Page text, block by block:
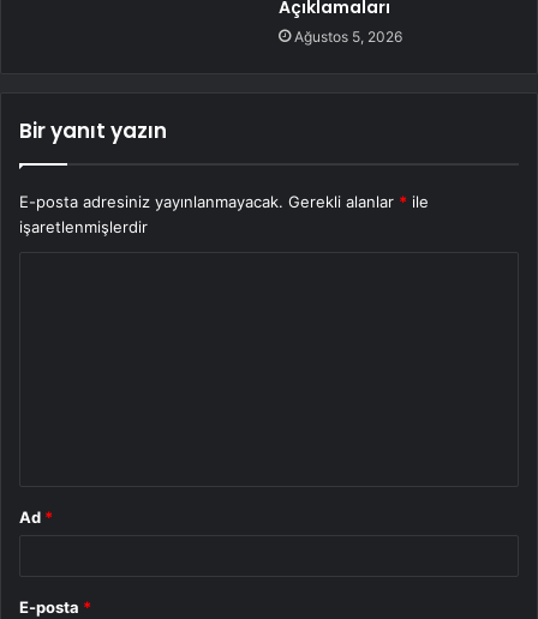
Açıklamaları
Ağustos 5, 2026
Bir yanıt yazın
E-posta adresiniz yayınlanmayacak. Gerekli alanlar * ile
işaretlenmişlerdir
Ad *
E-posta *